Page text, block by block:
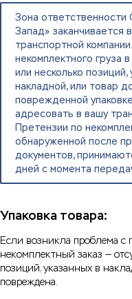
Зона
Запад» заканчивается
транспортной
некомплектного груза
или несколько
накладной, или товар
поврежденной
адресовать в вашу
Претензии по
обнаруженной после
документов,
дней с момента
Упаковка товара:
Если возникла проблема с
некомплектный заказ —
позиций, указанных в
повреждена.